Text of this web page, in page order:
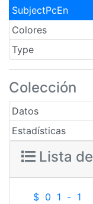
SubjectPcEn
Colores
Type
Colección
Datos
Estadísticas
Lista de
$ 0 1 - 1